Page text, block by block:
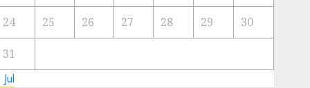
24 25 26 27 28 29 30
31